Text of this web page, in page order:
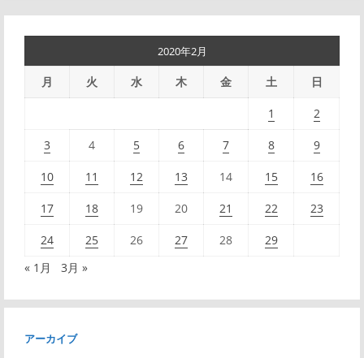
2020年2月
月 火 水 木 金 土 日
1 2
3 4 5 6 7 8 9
10 11 12 13 14 15 16
17 18 19 20 21 22 23
24 25 26 27 28
29
« 1月
3月 »
アーカイブ